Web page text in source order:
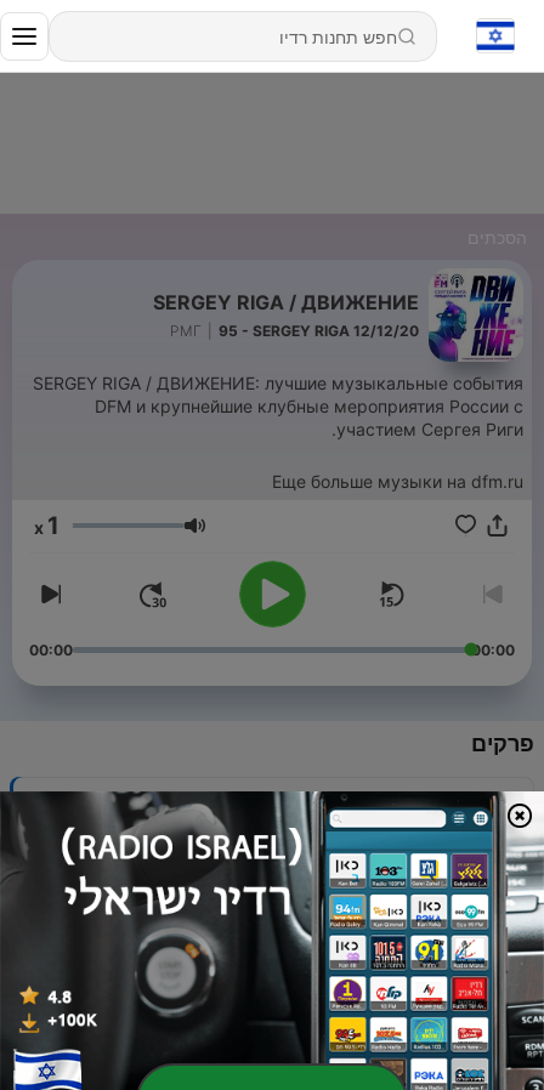
הסכתים
SERGEY RIGA / ДВИЖЕНИЕ
РМГ 95 - SERGEY RIGA 12/12/20
SERGEY RIGA / ДВИЖЕНИЕ: лучшие музыкальные события
DFM и крупнейшие клубные мероприятия России с
участием Сергея Риги.
Еще больше музыки на dfm.ru
עוצמת שמע 1
00:00
00:00
פרקים
95
-
SERGEY RIGA 12/12/20
12 דצמ' 2020
94
SERGEY RIGA 5/12/20
05 דצמ' 2020
93
SERGEY RIGA 28/11/20
92
SERGEY RIGA 14/11/20
14 נוב' 2020